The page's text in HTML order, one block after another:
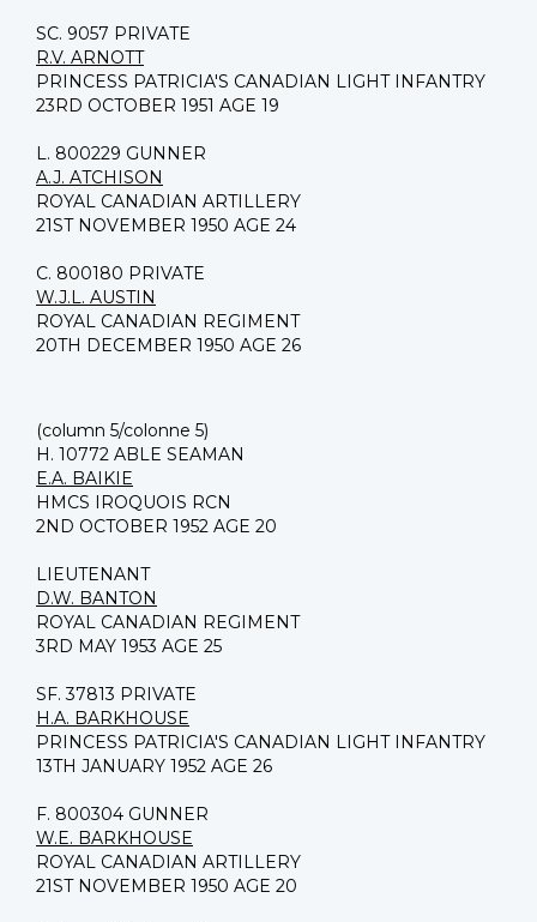
SC. 9057 PRIVATE
R.V. ARNOTT
PRINCESS PATRICIA'S CANADIAN LIGHT INFANTRY
23RD OCTOBER 1951 AGE 19
L. 800229 GUNNER
A.J. ATCHISON
ROYAL CANADIAN ARTILLERY
21ST NOVEMBER 1950 AGE 24
C. 800180 PRIVATE
W.J.L. AUSTIN
ROYAL CANADIAN REGIMENT
20TH DECEMBER 1950 AGE 26
(column 5/colonne 5)
H. 10772 ABLE SEAMAN
E.A. BAIKIE
HMCS IROQUOIS RCN
2ND OCTOBER 1952 AGE 20
LIEUTENANT
D.W. BANTON
ROYAL CANADIAN REGIMENT
3RD MAY 1953 AGE 25
SF. 37813 PRIVATE
H.A. BARKHOUSE
PRINCESS PATRICIA'S CANADIAN LIGHT INFANTRY
13TH JANUARY 1952 AGE 26
F. 800304 GUNNER
W.E. BARKHOUSE
ROYAL CANADIAN ARTILLERY
21ST NOVEMBER 1950 AGE 20